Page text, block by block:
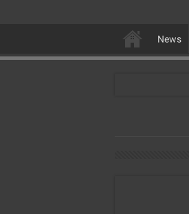
News